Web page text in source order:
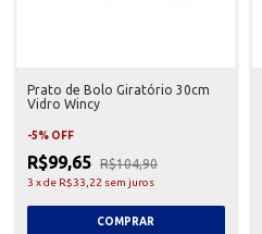
Prato de Bolo Giratório 30cm
Vidro Wincy
-5% OFF
R$99,65 R$104,90
3 xde R$33,22 sem juros